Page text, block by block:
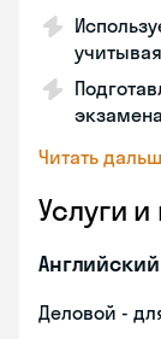
Читать
Услуги
Деловой -